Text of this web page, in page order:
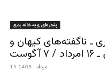
پنجره‌ای رو به خانه پدری
ـ ناگفته‌های کیهان و
16 مرداد , 1405